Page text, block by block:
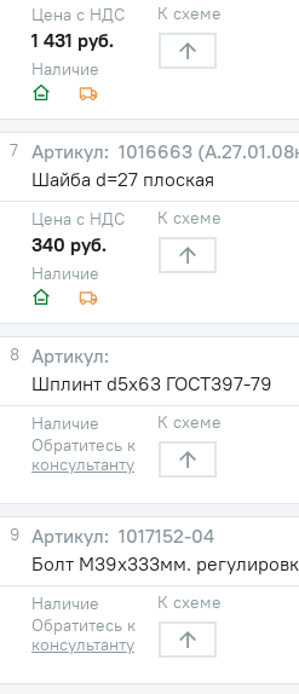
Наличие
Цена с НДС
1 431 руб.
К схеме
7
1016663
Шайба d=27 плоская
Наличие
Цена с НДС
340 руб.
К схеме
8
Шплинт d5х63 ГОСТ397-79
Наличие
Обратитесь к
консультанту
К схеме
9
1017152-04
Болт М39х333мм.
Наличие
Обратитесь к
консультанту
К схеме